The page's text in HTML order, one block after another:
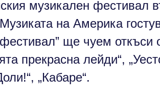
музикален фестивал
на Америка
ще чуем откъси
прекрасна лейди“,
„Кабаре“.